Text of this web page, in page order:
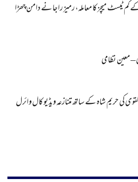
کم ٹیسٹ میچز کا معاملہ، رمیز راجا نے دامن چھڑا
معین نظامی
کی حریم شاہ کے ساتھ متنازعہ ویڈیو کال وائرل